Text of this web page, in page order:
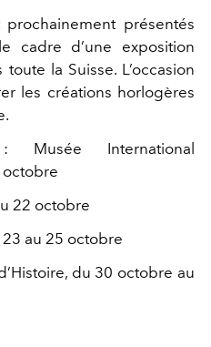
présentés
cadre d’une exposition
la Suisse. L’occasion
les créations horlogères
Musée International
octobre
22 octobre
au 25 octobre
du 30 octobre au